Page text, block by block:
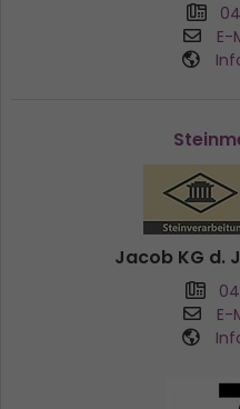
E-
Jacob KG d.
E-